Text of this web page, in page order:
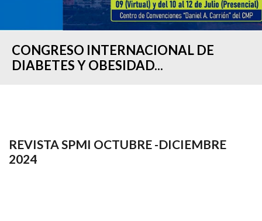
CONGRESO INTERNACIONAL DE
DIABETES Y OBESIDAD...
REVISTA SPMI OCTUBRE -DICIEMBRE
2024